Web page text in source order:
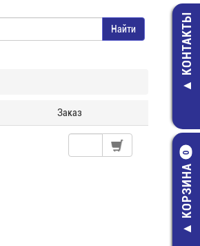
КОНТАКТЫ
КОРЗИНА
0
Заказ